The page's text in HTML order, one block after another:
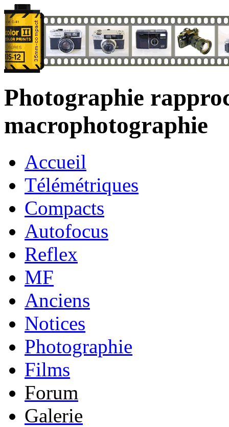
Photographie
macrophotographie
Accueil
Télémétriques
Compacts
Autofocus
Reflex
MF
Anciens
Notices
Photographie
Films
Forum
Galerie